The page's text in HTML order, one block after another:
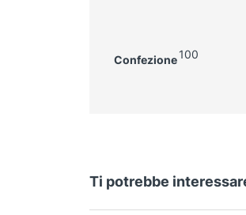
Confezione 100
Ti potrebbe